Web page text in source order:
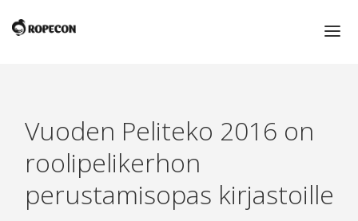
ROPECON 2016
ROPECON
ROPECON 2016
Vuoden Peliteko 2016 on
roolipelikerhon
perustamisopas kirjastoille